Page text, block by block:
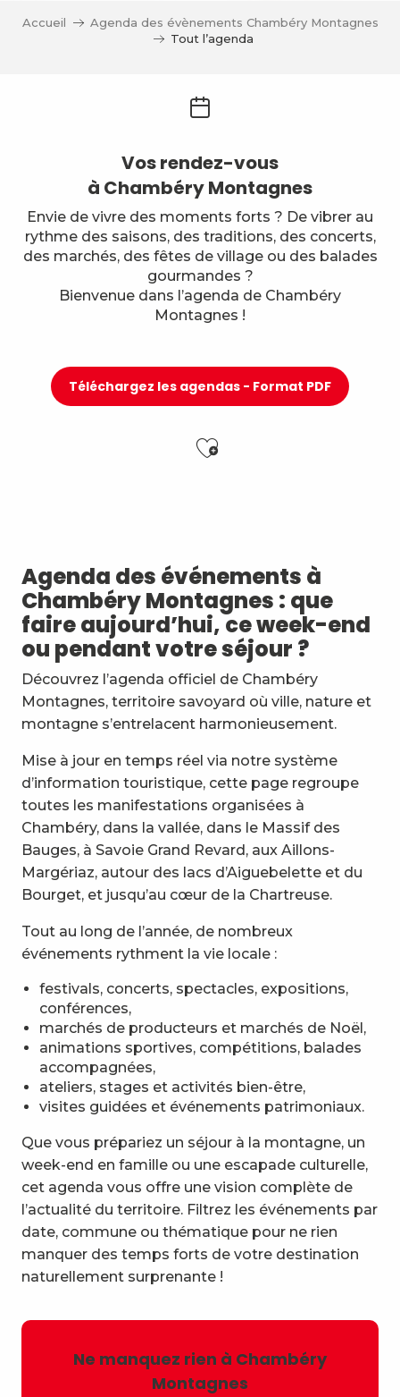
Accueil
Agenda des évènements Chambéry Montagnes
Tout l’agenda
Vos rendez-vous
à Chambéry Montagnes
Envie de vivre des moments forts ? De vibrer au
rythme des saisons, des traditions, des concerts,
des marchés, des fêtes de village ou des balades
gourmandes ?
Bienvenue dans l’agenda de Chambéry
Montagnes !
Téléchargez les agendas - Format PDF
Ajouter aux
Jidé Waro en concert - Maloya (La Réunion)
Stage multi-cordes escalade, via-ferrata, canyon (10-
Les Noces de Figaro
7ème Symposium de sculpture et rencontre
Initiation à la marqueterie de paille - Niveau 1
Exposition : Messages/Images, graphisme d'intérêt
Esc'apéro aux Fruits de la Treille
Exposition de peinture Martine Sainte Mareville
Atelier De la plante à ta peau - par O2 Briquettes
Agenda des événements à
Chambéry Montagnes : que
faire aujourd’hui, ce week-end
ou pendant votre séjour ?
Découvrez l’agenda officiel de Chambéry
Montagnes, territoire savoyard où ville, nature et
montagne s’entrelacent harmonieusement.
Mise à jour en temps réel via notre système
d’information touristique, cette page regroupe
toutes les manifestations organisées à
Chambéry, dans la vallée, dans le Massif des
Bauges, à Savoie Grand Revard, aux Aillons-
Margériaz, autour des lacs d’Aiguebelette et du
Bourget, et jusqu’au cœur de la Chartreuse.
Tout au long de l’année, de nombreux
événements rythment la vie locale :
festivals, concerts, spectacles, expositions,
conférences,
marchés de producteurs et marchés de Noël,
animations sportives, compétitions, balades
accompagnées,
ateliers, stages et activités bien-être,
visites guidées et événements patrimoniaux.
Que vous prépariez un séjour à la montagne, un
week-end en famille ou une escapade culturelle,
cet agenda vous offre une vision complète de
l’actualité du territoire. Filtrez les événements par
date, commune ou thématique pour ne rien
manquer des temps forts de votre destination
naturellement surprenante !
Ne manquez rien à Chambéry
Montagnes